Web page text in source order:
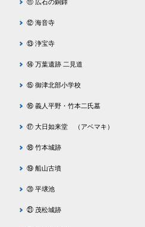
⑪ 広石の銅鐸
⑫ 海音寺
⑬ 浄宝寺
⑭ 万葉遺跡 二見道
⑮ 御津北部小学校
⑯ 義人平野・竹本二氏墓
⑰ 大日如来堂 （アベマキ）
⑱ 竹本城跡
⑲ 船山古墳
⑳ 平壌池
㉑ 茂松城跡